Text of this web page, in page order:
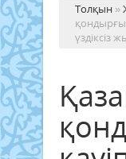
Толқын »
үздіксіз